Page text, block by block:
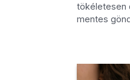
tökéletesen
mentes